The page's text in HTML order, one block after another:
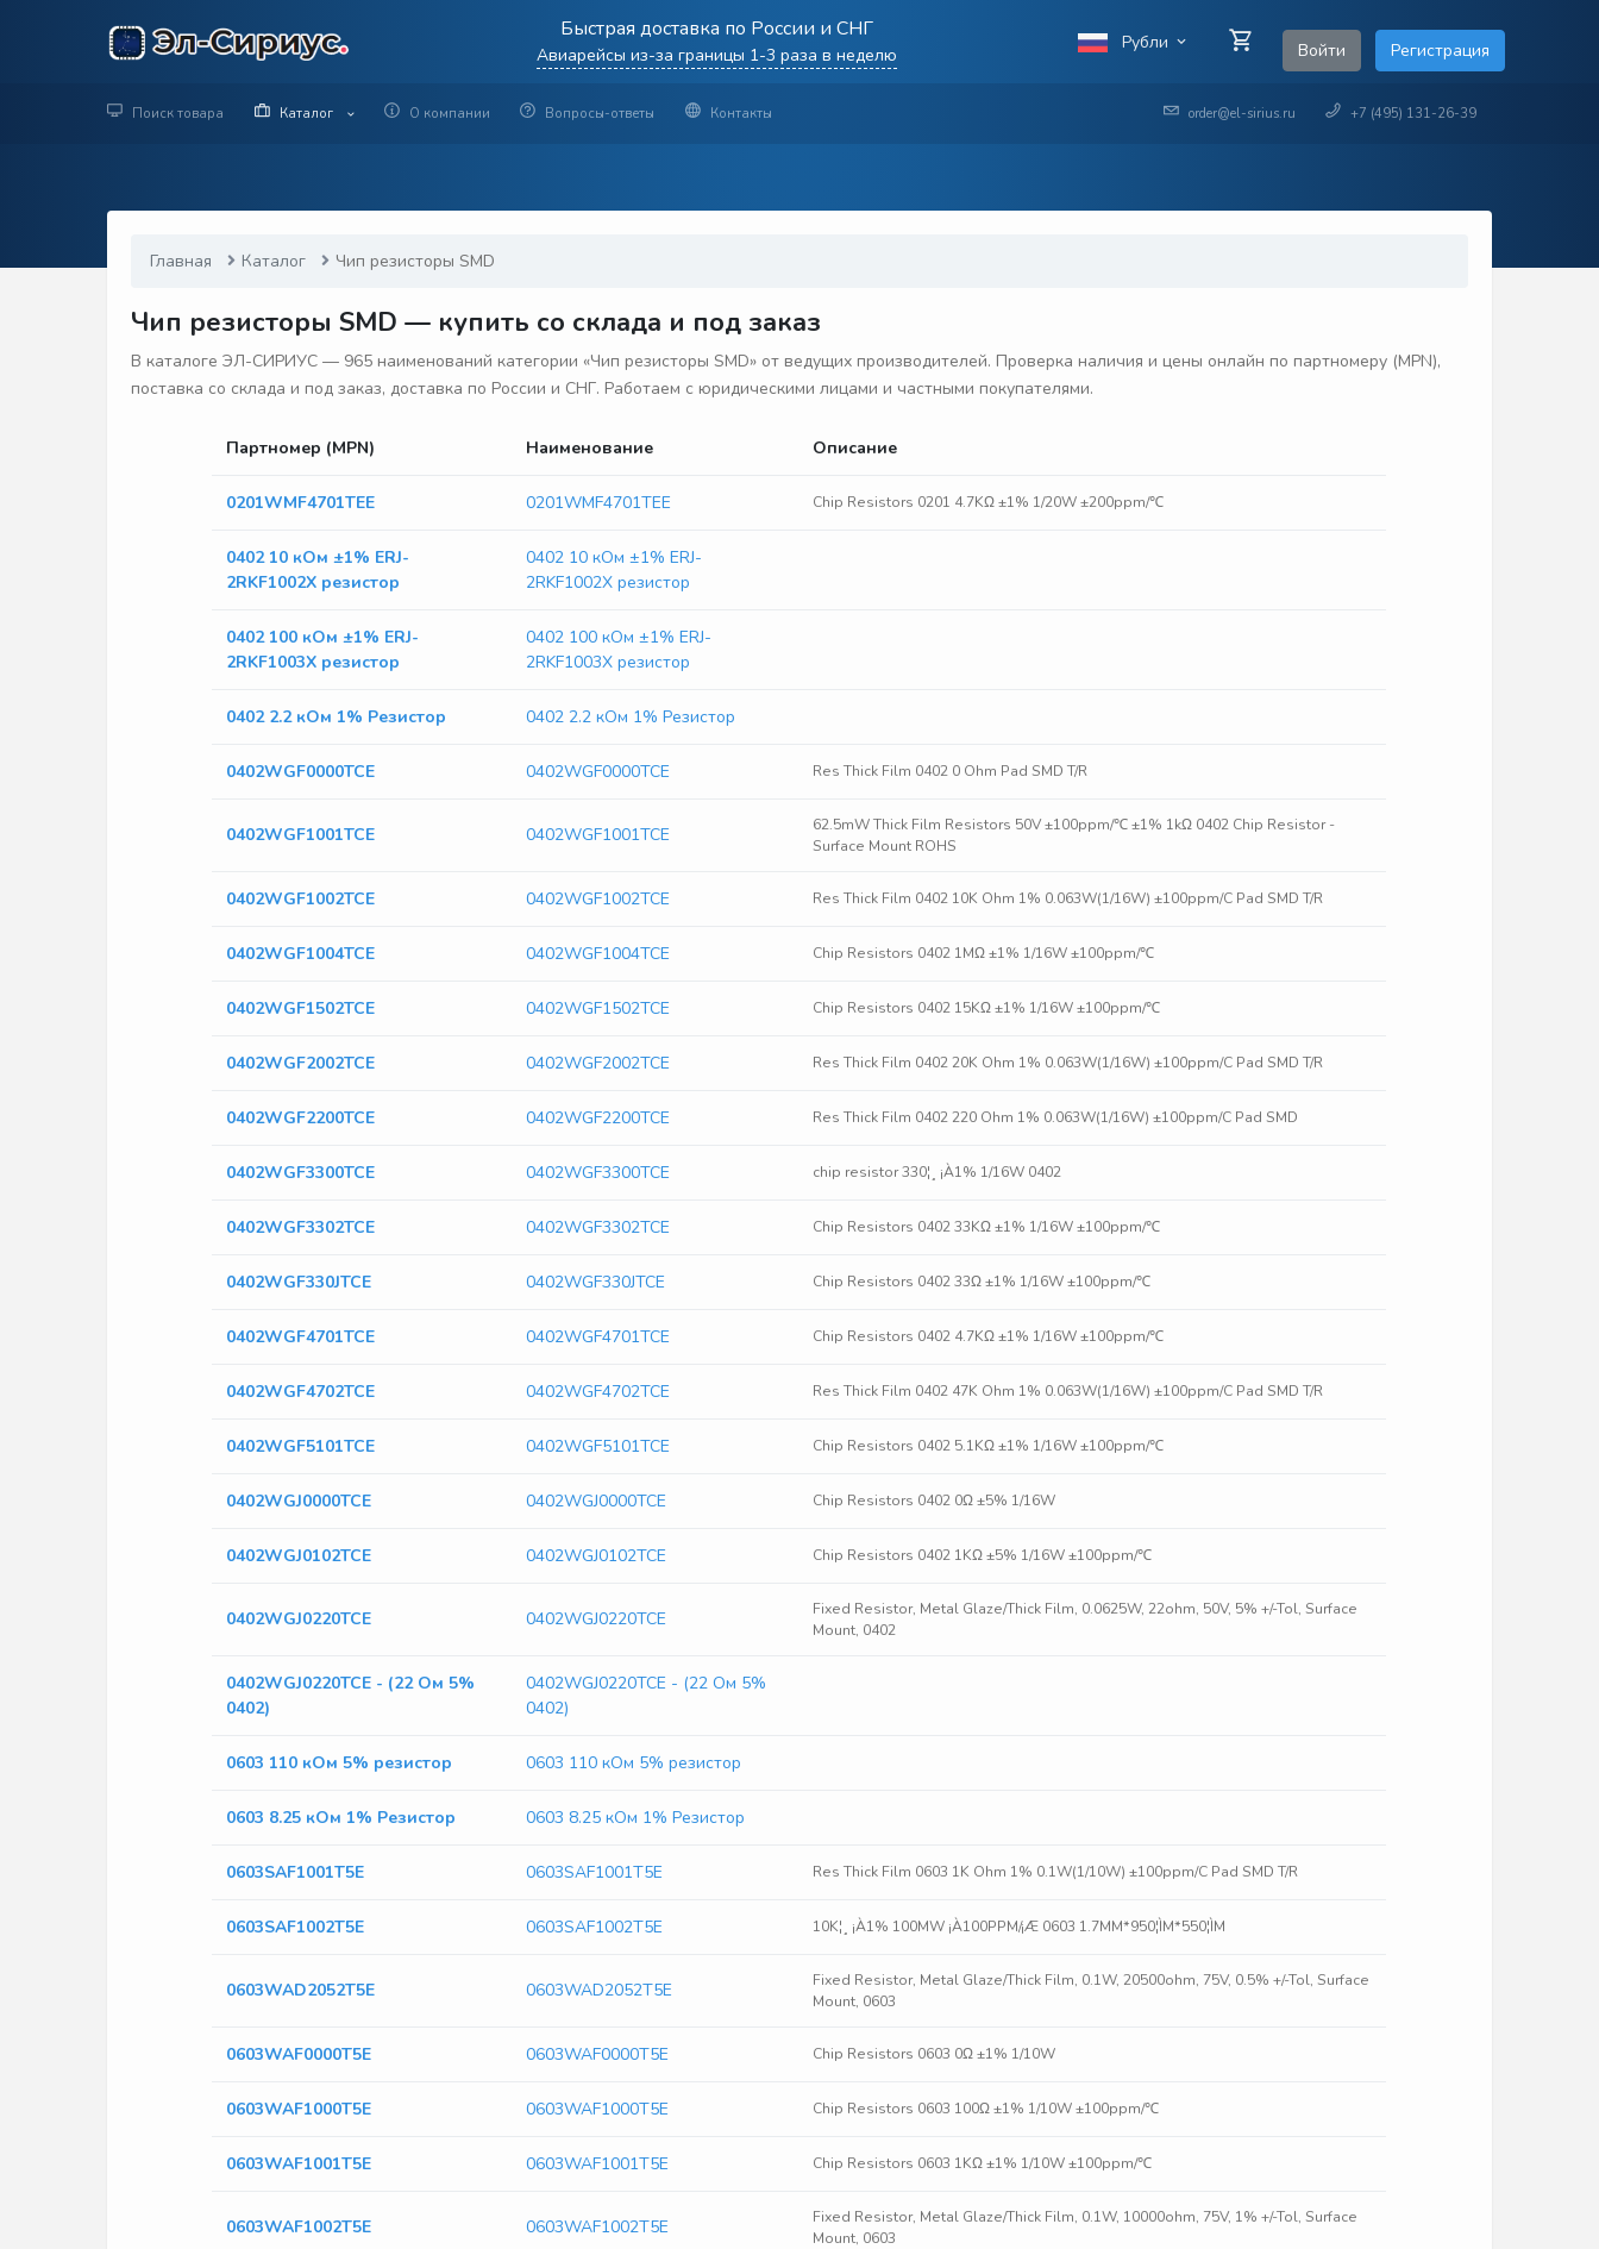
Быстрая доставка по России и СНГ
Авиарейсы из-за границы 1-3 раза в неделю
Рубли Войти Регистрация
Поиск товара Каталог О компании Вопросы-ответы Контакты order@el-sirius.ru +7 (495) 131-26-39
Главная Каталог Чип резисторы SMD
Чип резисторы SMD — купить со склада и под заказ
В каталоге ЭЛ-СИРИУС — 965 наименований категории «Чип резисторы SMD» от ведущих производителей. Проверка наличия и цены онлайн по партномеру (MPN),
поставка со склада и под заказ, доставка по России и СНГ. Работаем с юридическими лицами и частными покупателями.
Партномер (MPN) Наименование Описание
0201WMF4701TEE 0201WMF4701TEE Chip Resistors 0201 4.7KΩ ±1% 1/20W ±200ppm/℃
0402 10 кОм ±1% ERJ-
2RKF1002X резистор
0402 10 кОм ±1% ERJ-
2RKF1002X резистор
0402 100 кОм ±1% ERJ-
2RKF1003X резистор
0402 100 кОм ±1% ERJ-
2RKF1003X резистор
0402 2.2 кОм 1% Резистор 0402 2.2 кОм 1% Резистор
0402WGF0000TCE 0402WGF0000TCE Res Thick Film 0402 0 Ohm Pad SMD T/R
0402WGF1001TCE 0402WGF1001TCE
62.5mW Thick Film Resistors 50V ±100ppm/℃ ±1% 1kΩ 0402 Chip Resistor -
Surface Mount ROHS
0402WGF1002TCE 0402WGF1002TCE Res Thick Film 0402 10K Ohm 1% 0.063W(1/16W) ±100ppm/C Pad SMD T/R
0402WGF1004TCE 0402WGF1004TCE Chip Resistors 0402 1MΩ ±1% 1/16W ±100ppm/℃
0402WGF1502TCE 0402WGF1502TCE Chip Resistors 0402 15KΩ ±1% 1/16W ±100ppm/℃
0402WGF2002TCE 0402WGF2002TCE Res Thick Film 0402 20K Ohm 1% 0.063W(1/16W) ±100ppm/C Pad SMD T/R
0402WGF2200TCE 0402WGF2200TCE Res Thick Film 0402 220 Ohm 1% 0.063W(1/16W) ±100ppm/C Pad SMD
0402WGF3300TCE 0402WGF3300TCE chip resistor 330¦¸ ¡À1% 1/16W 0402
0402WGF3302TCE 0402WGF3302TCE Chip Resistors 0402 33KΩ ±1% 1/16W ±100ppm/℃
0402WGF330JTCE 0402WGF330JTCE Chip Resistors 0402 33Ω ±1% 1/16W ±100ppm/℃
0402WGF4701TCE 0402WGF4701TCE Chip Resistors 0402 4.7KΩ ±1% 1/16W ±100ppm/℃
0402WGF4702TCE 0402WGF4702TCE Res Thick Film 0402 47K Ohm 1% 0.063W(1/16W) ±100ppm/C Pad SMD T/R
0402WGF5101TCE 0402WGF5101TCE Chip Resistors 0402 5.1KΩ ±1% 1/16W ±100ppm/℃
0402WGJ0000TCE 0402WGJ0000TCE Chip Resistors 0402 0Ω ±5% 1/16W
0402WGJ0102TCE 0402WGJ0102TCE Chip Resistors 0402 1KΩ ±5% 1/16W ±100ppm/℃
0402WGJ0220TCE 0402WGJ0220TCE
Fixed Resistor, Metal Glaze/Thick Film, 0.0625W, 22ohm, 50V, 5% +/-Tol, Surface
Mount, 0402
0402WGJ0220TCE - (22 Ом 5%
0402)
0402WGJ0220TCE - (22 Ом 5%
0402)
0603 110 кОм 5% резистор 0603 110 кОм 5% резистор
0603 8.25 кОм 1% Резистор 0603 8.25 кОм 1% Резистор
0603SAF1001T5E 0603SAF1001T5E Res Thick Film 0603 1K Ohm 1% 0.1W(1/10W) ±100ppm/C Pad SMD T/R
0603SAF1002T5E 0603SAF1002T5E 10K¦¸ ¡À1% 100MW ¡À100PPM/¡Æ 0603 1.7MM*950¦ÌM*550¦ÌM
0603WAD2052T5E 0603WAD2052T5E
Fixed Resistor, Metal Glaze/Thick Film, 0.1W, 20500ohm, 75V, 0.5% +/-Tol, Surface
Mount, 0603
0603WAF0000T5E 0603WAF0000T5E Chip Resistors 0603 0Ω ±1% 1/10W
0603WAF1000T5E 0603WAF1000T5E Chip Resistors 0603 100Ω ±1% 1/10W ±100ppm/℃
0603WAF1001T5E 0603WAF1001T5E Chip Resistors 0603 1KΩ ±1% 1/10W ±100ppm/℃
0603WAF1002T5E 0603WAF1002T5E
Fixed Resistor, Metal Glaze/Thick Film, 0.1W, 10000ohm, 75V, 1% +/-Tol, Surface
Mount, 0603